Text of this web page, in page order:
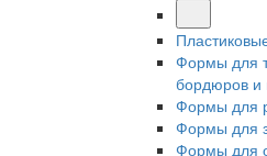
Формы для
бордюров и
Формы для
Формы для
Формы для